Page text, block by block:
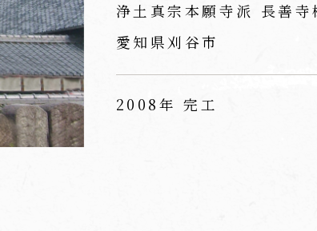
浄土真宗本願寺派 長善寺
愛知県刈谷市
2008年 完工